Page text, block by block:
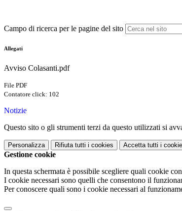
Campo di ricerca per le pagine del sito
Allegati
Avviso Colasanti.pdf
File PDF
Contatore click: 102
Notizie
Questo sito o gli strumenti terzi da questo utilizzati si
Personalizza Rifiuta tutti i cookies Accetta tutti i
Gestione cookie
In questa schermata è possibile scegliere quali cookie
I cookie necessari sono quelli che consentono il
Per conoscere quali sono i cookie necessari al